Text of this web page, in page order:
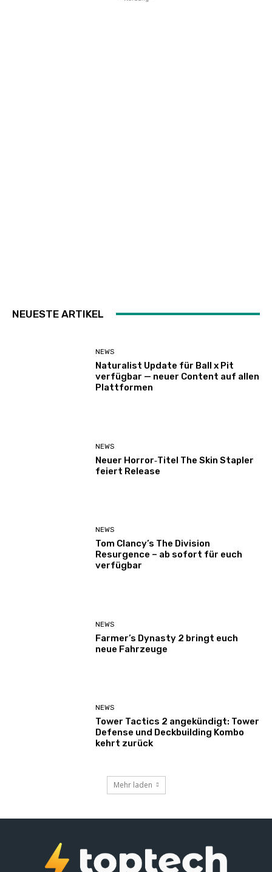
NEUESTE ARTIKEL
NEWS
Naturalist Update für Ball x Pit
verfügbar — neuer Content auf allen
Plattformen
NEWS
Neuer Horror‑Titel The Skin Stapler
feiert Release
NEWS
Tom Clancy’s The Division
Resurgence – ab sofort für euch
verfügbar
NEWS
Farmer’s Dynasty 2 bringt euch
neue Fahrzeuge
NEWS
Tower Tactics 2 angekündigt: Tower
Defense und Deckbuilding Kombo
kehrt zurück
Mehr laden